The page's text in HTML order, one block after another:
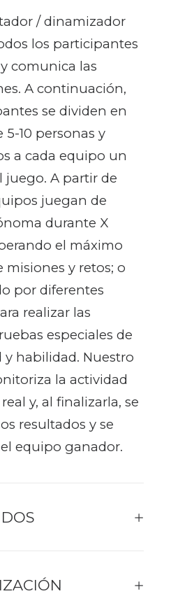
/ dinamizador
los participantes
comunica las
A continuación,
se dividen en
5-10 personas y
a cada equipo un
juego. A partir de
juegan de
durante X
el máximo
misiones y retos; o
por diferentes
realizar las
especiales de
y habilidad. Nuestro
la actividad
y, al finalizarla, se
resultados y se
equipo ganador.